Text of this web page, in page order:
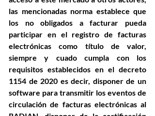
las mencionadas norma establece que
los no obligados a facturar pueda
participar en el registro de facturas
electrónicas como título de valor,
siempre y cuado cumpla con los
requisitos establecidos en el decreto
1154 de 2020 es decir, disponer de un
software para transmitir los eventos de
circulación de facturas electrónicas al